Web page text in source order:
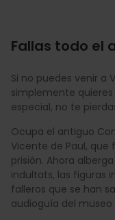
Fallas todo el
Si no puedes venir a
simplemente
especial, no te
Ocupa el antiguo
Vicente de Paul,
prisión. Ahora
indultats, las figuras
falleros que se han
audioguía del